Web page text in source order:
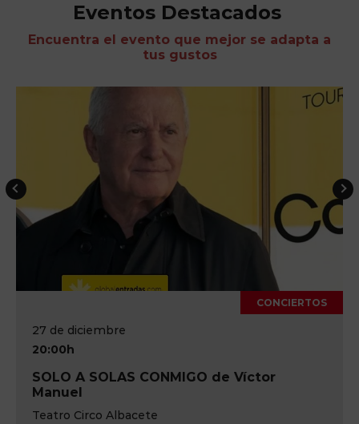
Eventos Destacados
Encuentra el evento que mejor se adapta a
tus gustos
27 de diciembre
20:00h
SOLO A SOLAS CONMIGO de Víctor
Manuel
Teatro Circo Albacete
CONCIERTOS